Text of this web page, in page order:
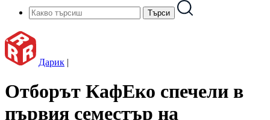
Дарик |
Отборът КафЕко спечели в
първия семестър на